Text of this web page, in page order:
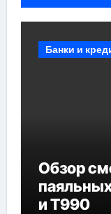
Банки и
Обзор
и T990